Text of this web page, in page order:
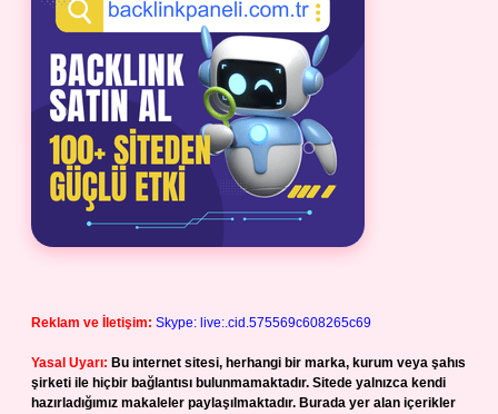
Reklam ve İletişim: Skype: live:.cid.575569c608265c69
Yasal Uyarı: Bu internet sitesi, herhangi bir marka, kurum veya şahıs
şirketi ile hiçbir bağlantısı bulunmamaktadır. Sitede yalnızca kendi
hazırladığımız makaleler paylaşılmaktadır. Burada yer alan içerikler